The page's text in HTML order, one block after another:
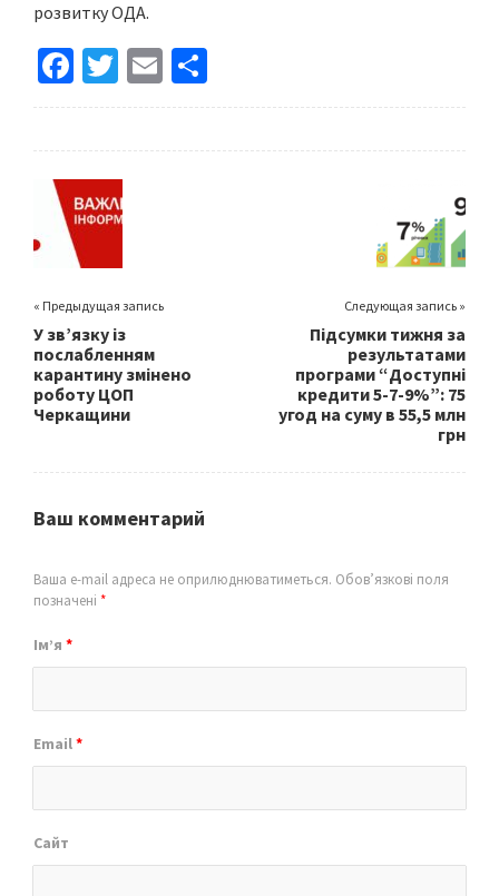
розвитку ОДА.
Fa
ce
o
o
k
T
wi
er
E
m h
« Предыдущая запись
У зв’язку із
послабленням
карантину змінено
роботу ЦОП
Черкащини
Следующая запись »
Підсумки тижня за
результатами
програми “Доступні
кредити 5-7-9%”: 75
угод на суму в 55,5 млн
грн
Ваш комментарий
Ваша e-mail адреса не оприлюднюватиметься. Обов’язкові поля
позначені *
Ім’я *
Email*
Сайт